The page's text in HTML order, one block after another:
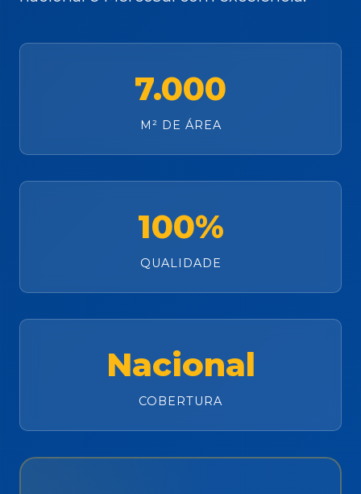
7.000
M² DE ÁREA
100%
QUALIDADE
Nacional
COBERTURA